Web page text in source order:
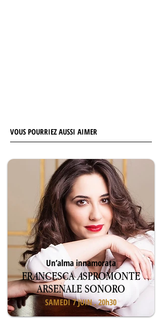
VOUS POURRIEZ AUSSI AIMER
Un’alma innamorata
FRANCESCAASPROMONTE
ARSENALE SONORO
SAMEDI 7 JUIN . 20h30